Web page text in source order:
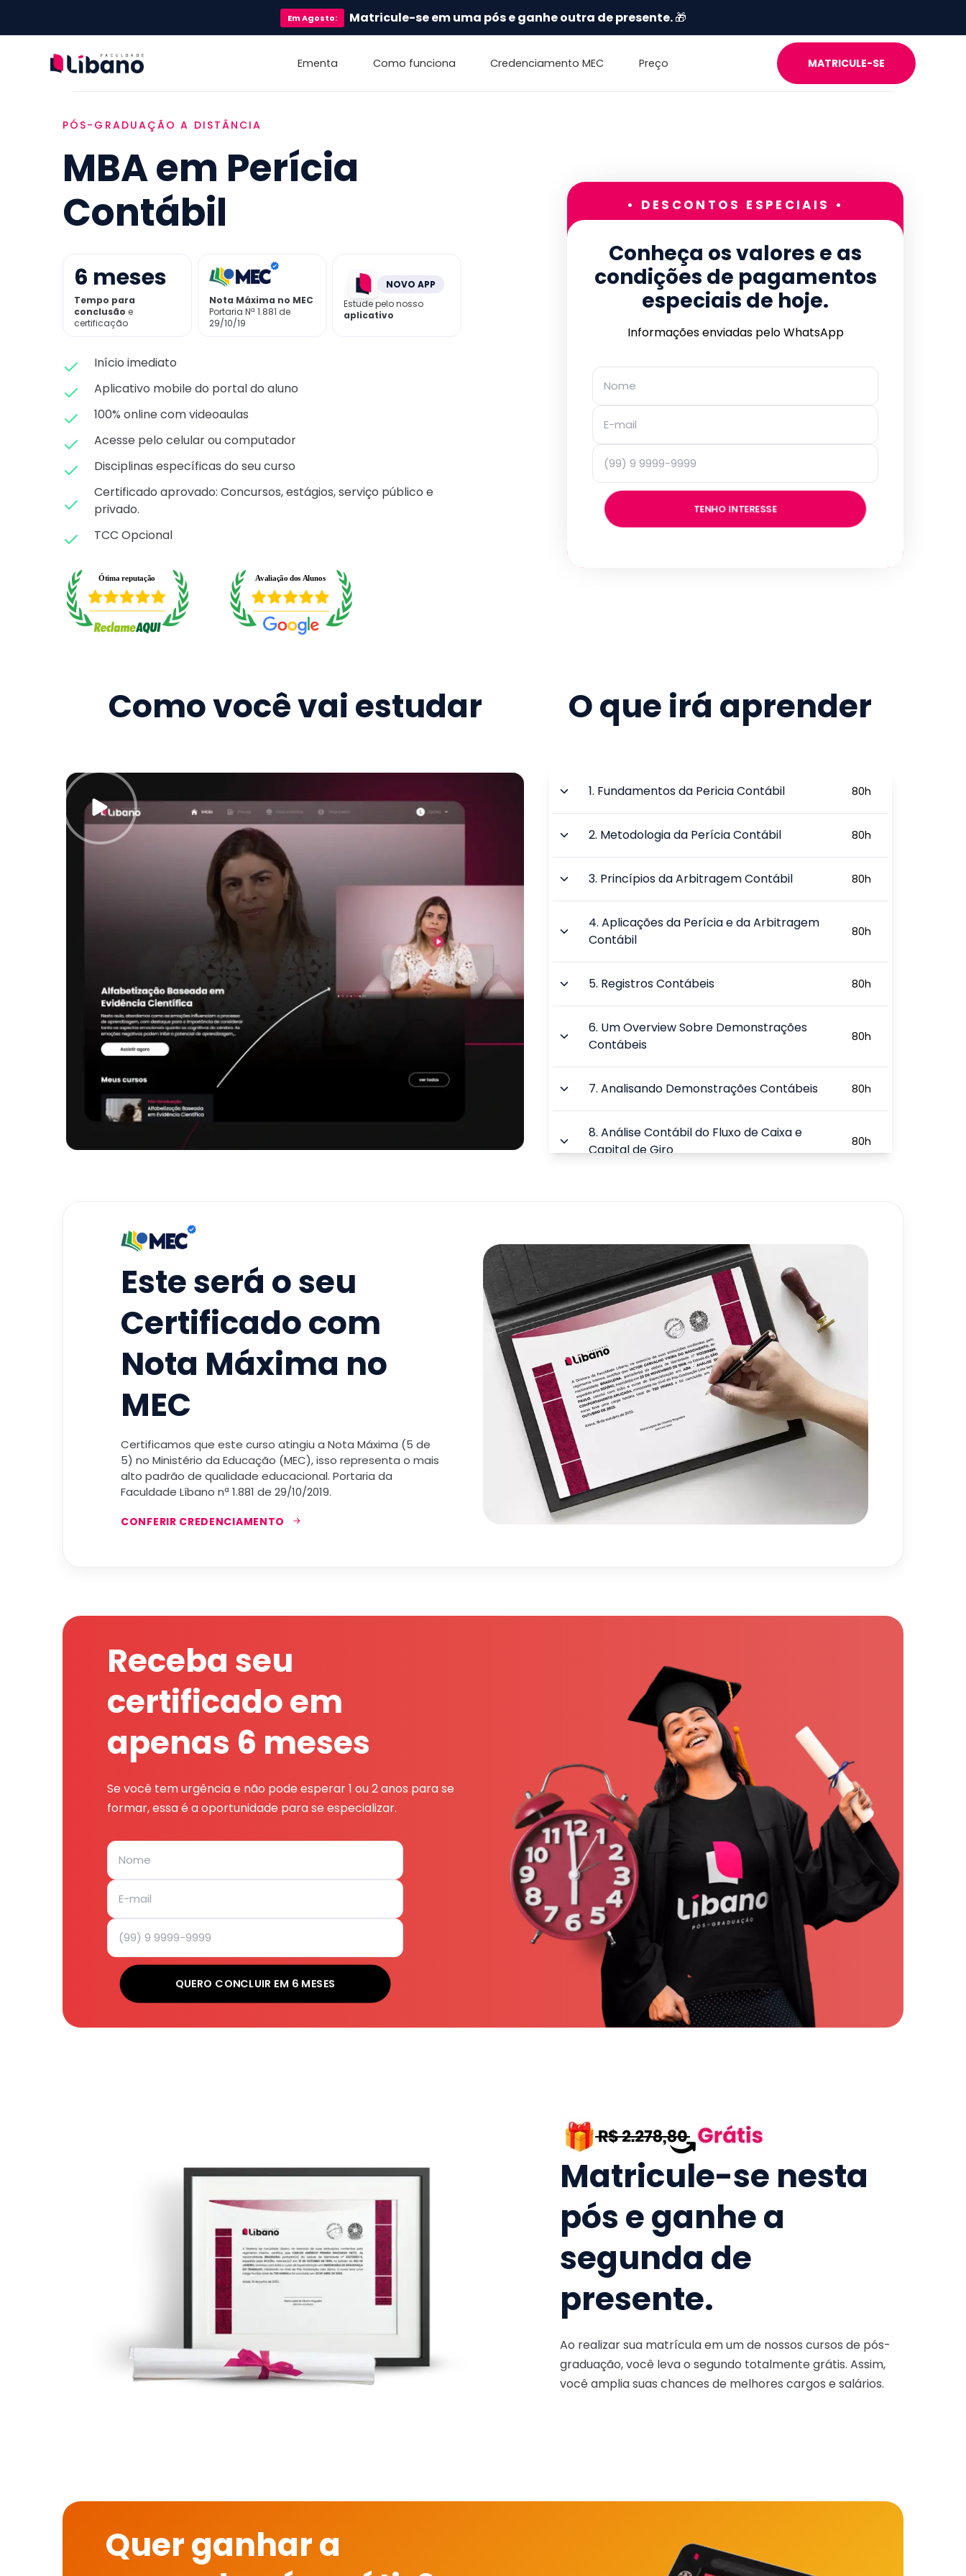
EmAgosto: Matricule-se em uma pós e ganhe outra de presente.🎁
Ementa Como funciona Credenciamento MEC Preço MATRICULE-SE
PÓS-GRADUAÇÃO A DISTÂNCIA
MBA em Perícia
Contábil
6 meses
Tempo para
conclusão e
certificação
Nota Máxima no MEC
Portaria Nª 1.881 de
29/10/19
NOVO APP
Estude pelo nosso
aplicativo
Início imediato
Aplicativo mobile do portal do aluno
100% online com videoaulas
Acesse pelo celular ou computador
Disciplinas específicas do seu curso
Certificado aprovado: Concursos, estágios, serviço público e
privado.
TCC Opcional
• DESCONTOS ESPECIAIS •
Conheça os valores e as
condições de pagamentos
especiais de hoje.
Informações enviadas pelo WhatsApp
TENHO INTERESSE
Como você vai estudar O que irá aprender
1. Fundamentos da Pericia Contábil 80h
2. Metodologia da Perícia Contábil 80h
3. Princípios da Arbitragem Contábil 80h
4.Aplicações da Perícia e da Arbitragem
Contábil
80h
5. Registros Contábeis 80h
6. Um Overview Sobre Demonstrações
Contábeis
80h
7.Analisando Demonstrações Contábeis 80h
8.Análise Contábil do Fluxo de Caixa e
Capital de Giro
80h
Este será o seu
Certificado com
Nota Máxima no
MEC
Certificamos que este curso atingiu a Nota Máxima (5 de
5) no Ministério da Educação (MEC), isso representa o mais
alto padrão de qualidade educacional. Portaria da
Faculdade Líbano nª 1.881 de 29/10/2019.
CONFERIR CREDENCIAMENTO
Receba seu
certificado em
apenas 6 meses
Se você tem urgência e não pode esperar 1 ou 2 anos para se
formar, essa é a oportunidade para se especializar.
QUERO CONCLUIR EM 6 MESES
Matricule-se nesta
pós e ganhe a
segunda de
presente.
Ao realizar sua matrícula em um de nossos cursos de pós-
graduação, você leva o segundo totalmente grátis. Assim,
você amplia suas chances de melhores cargos e salários.
Quer ganhar a